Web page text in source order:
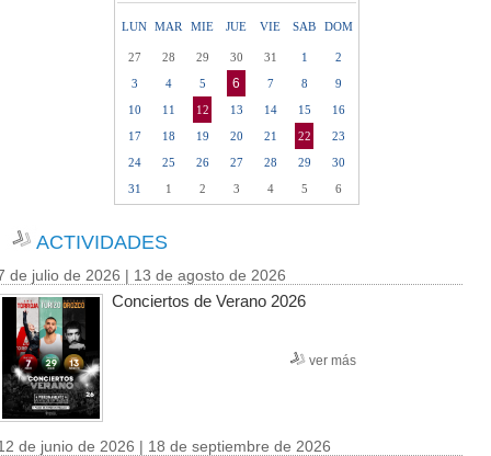
LUN MAR MIE JUE VIE SAB DOM
27 28 29 30 31 1
2
3
4 5 6 7 8
9
10
11 12 13 14 15
16
17
18 19 20 21 22
23
24
25 26 27 28 29
30
31
1 2 3 4 5 6
ACTIVIDADES
de julio de 2026 | 13 de agosto de 2026
Conciertos de Verano 2026
ver más
de junio de 2026 | 18 de septiembre de 2026